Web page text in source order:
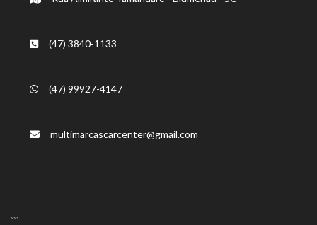
(47) 3840-1133
(47) 99927-4147
multimarcascarcenter@gmail.com
```